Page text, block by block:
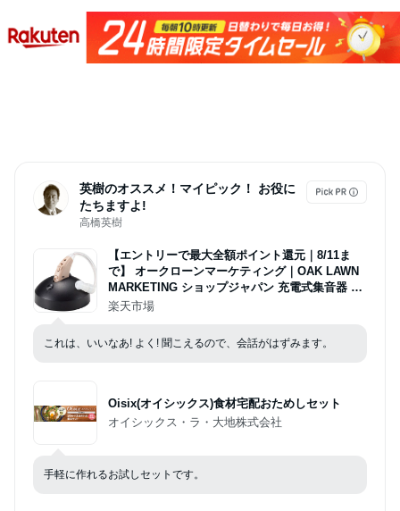
英樹のオススメ！マイピック！ お役に
たちますよ!
高橋英樹
【エントリーで最大全額ポイント還元｜8/11ま
で】 オークローンマーケティング｜OAK LAWN
MARKETING ショップジャパン 充電式集音器 楽
ちんヒアリング 本体充電セット ベージュ RAHW
楽天市場
これは、いいなあ! よく! 聞こえるので、会話がはずみます。
Oisix(オイシックス)食材宅配おためしセット
オイシックス・ラ・大地株式会社
手軽に作れるお試しセットです。